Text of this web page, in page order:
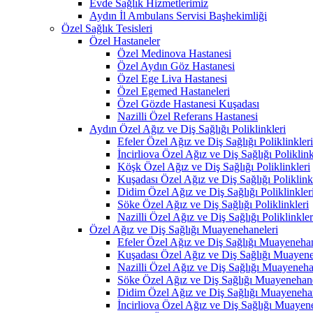
Evde Sağlık Hizmetlerimiz
Aydın İl Ambulans Servisi Başhekimliği
Özel Sağlık Tesisleri
Özel Hastaneler
Özel Medinova Hastanesi
Özel Aydın Göz Hastanesi
Özel Ege Liva Hastanesi
Özel Egemed Hastaneleri
Özel Gözde Hastanesi Kuşadası
Nazilli Özel Referans Hastanesi
Aydın Özel Ağız ve Diş Sağlığı Poliklinkleri
Efeler Özel Ağız ve Diş Sağlığı Poliklinkleri
İncirliova Özel Ağız ve Diş Sağlığı
Köşk Özel Ağız ve Diş Sağlığı Poliklinkleri
Kuşadası Özel Ağız ve Diş Sağlığı
Didim Özel Ağız ve Diş Sağlığı Poliklinkleri
Söke Özel Ağız ve Diş Sağlığı Poliklinkleri
Nazilli Özel Ağız ve Diş Sağlığı
Özel Ağız ve Diş Sağlığı Muayenehaneleri
Efeler Özel Ağız ve Diş Sağlığı
Kuşadası Özel Ağız ve Diş Sağlığı
Nazilli Özel Ağız ve Diş Sağlığı
Söke Özel Ağız ve Diş Sağlığı
Didim Özel Ağız ve Diş Sağlığı
İncirliova Özel Ağız ve Diş Sağlığı